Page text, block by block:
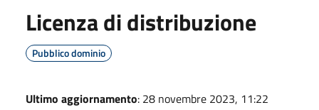
Licenza di distribuzione
Pubblico dominio
Ultimo aggiornamento: 28 novembre 2023, 11:22